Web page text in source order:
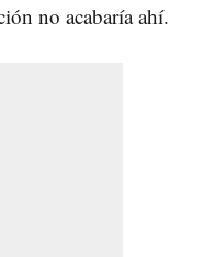
no acabaría ahí.